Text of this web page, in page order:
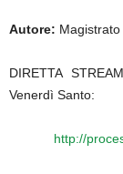
Autore:
DIRETTA
Venerdì Santo:
http://